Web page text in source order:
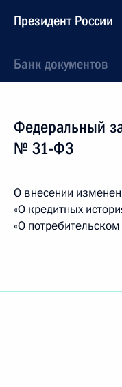
Президент России
Банк документов
Федеральный
№ 31-ФЗ
О внесении
«О кредитных
«О